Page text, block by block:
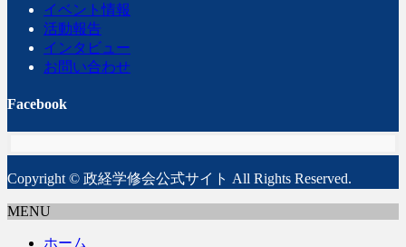
イベント情報
活動報告
インタビュー
お問い合わせ
Facebook
Copyright © 政経学修会公式サイト All Rights Reserved.
MENU
ホーム